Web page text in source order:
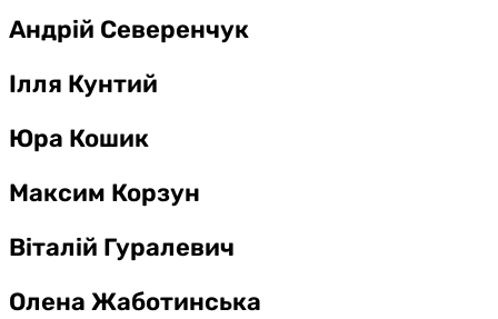
Андрій Северенчук
Ілля Кунтий
Юра Кошик
Максим Корзун
Віталій Гуралевич
Олена Жаботинська